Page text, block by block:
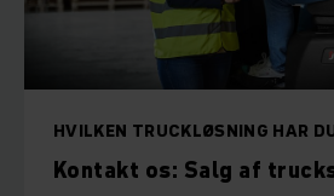
HVILKEN TRUCKLØSNING HAR
Kontakt os: Salg af